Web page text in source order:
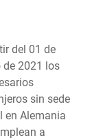
del 01 de
de 2021 los
sin sede
en Alemania
a